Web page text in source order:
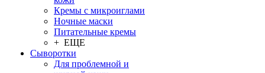
Кремы с микроиглами
Ночные маски
Питательные кремы
+ ЕЩЕ
Сыворотки
Для проблемной и